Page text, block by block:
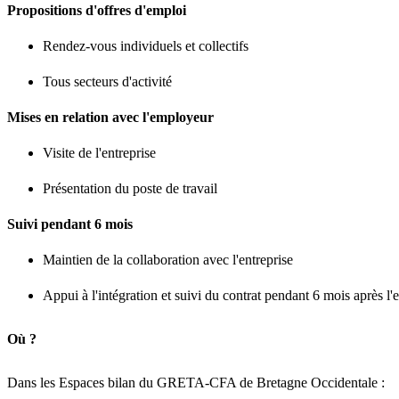
Propositions d'offres d'emploi
Rendez-vous individuels et collectifs
Tous secteurs d'activité
Mises en relation avec l'employeur
Visite de l'entreprise
Présentation du poste de travail
Suivi pendant 6 mois
Maintien de la collaboration avec l'entreprise
Appui à l'intégration et suivi du contrat pendant 6 mois après
Où ?
Dans les Espaces bilan du GRETA-CFA de Bretagne Occidentale :